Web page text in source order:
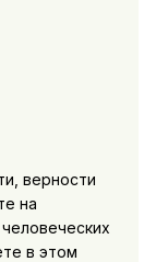
верности
на
в этом